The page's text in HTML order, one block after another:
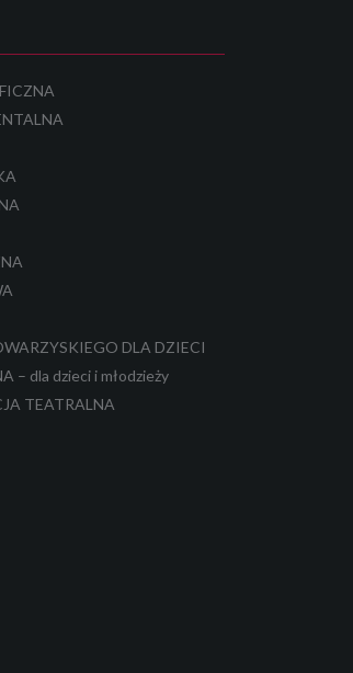
DLA DZIECI
– dla dzieci i młodzieży
TEATRALNA